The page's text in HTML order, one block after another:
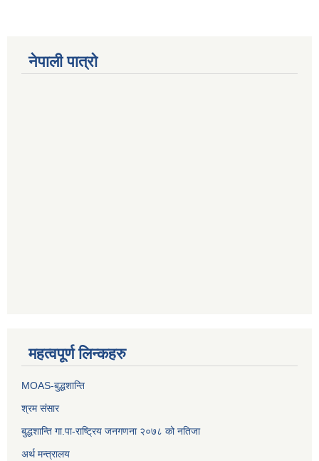
नेपाली पात्रो
महत्वपूर्ण लिन्कहरु
MOAS-बुद्धशान्ति
श्रम संसार
बुद्धशान्ति गा.पा-राष्ट्रिय जनगणना २०७८ को नतिजा
अर्थ मन्त्रालय